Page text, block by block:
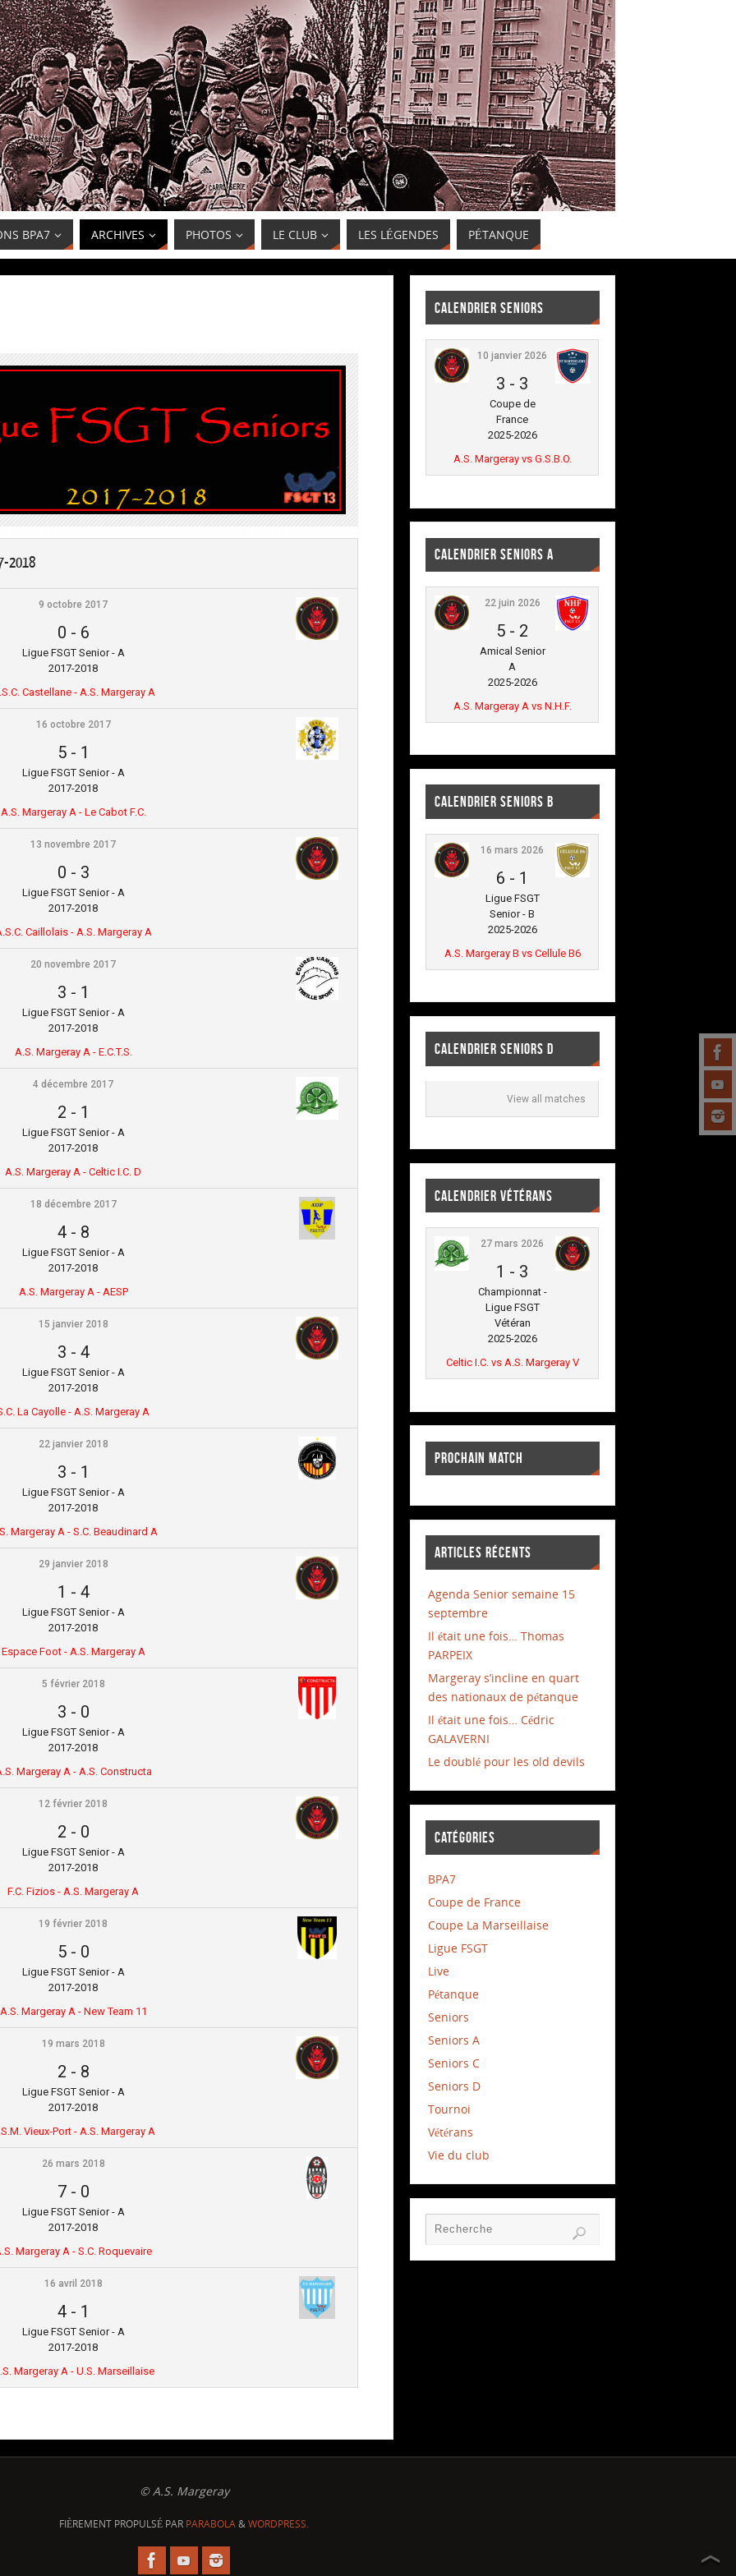
BPA7 ARCHIVES PHOTOS LE CLUB LES LÉGENDES PÉTANQUE
2018
9 octobre 2017
0 - 6
Ligue FSGT Senior - A
2017-2018
Castellane - A.S. Margeray A
16 octobre 2017
5- 1
Ligue FSGT Senior - A
2017-2018
A.S. Margeray A - Le Cabot F.C.
13 novembre 2017
0 - 3
Ligue FSGT Senior - A
2017-2018
Caillolais - A.S. Margeray A
20 novembre 2017
3 - 1
Ligue FSGT Senior - A
2017-2018
A.S. Margeray A - E.C.T.S.
4 décembre 2017
2 - 1
Ligue FSGT Senior - A
2017-2018
A.S. Margeray A - Celtic I.C. D
18 décembre 2017
4- 8
Ligue FSGT Senior - A
2017-2018
A.S. Margeray A - AESP
15 janvier 2018
3 - 4
Ligue FSGT Senior - A
2017-2018
La Cayolle - A.S. Margeray A
22 janvier 2018
3 - 1
Ligue FSGT Senior - A
2017-2018
Margeray A - S.C. Beaudinard A
29 janvier 2018
1 - 4
Ligue FSGT Senior - A
2017-2018
Espace Foot - A.S. Margeray A
5 février 2018
3 - 0
Ligue FSGT Senior - A
2017-2018
Margeray A - A.S. Constructa
12 février 2018
2 - 0
Ligue FSGT Senior - A
2017-2018
F.C. Fizios - A.S. Margeray A
19 février 2018
5- 0
Ligue FSGT Senior - A
2017-2018
A.S. Margeray A - New Team 11
19 mars 2018
2 - 8
Ligue FSGT Senior - A
2017-2018
Vieux-Port - A.S. Margeray A
26 mars 2018
7- 0
Ligue FSGT Senior - A
2017-2018
Margeray A - S.C. Roquevaire
16 avril 2018
4- 1
Ligue FSGT Senior - A
2017-2018
Margeray A - U.S. Marseillaise
CALENDRIER SENIORS
10 janvier 2026
3 - 3
Coupe de
France
2025-2026
A.S. Margeray vs G.S.B.O.
CALENDRIER SENIORS A
22 juin 2026
5 - 2
Amical Senior
A
2025-2026
A.S. Margeray A vs N.H.F.
CALENDRIER SENIORS B
16 mars 2026
6 - 1
Ligue FSGT
Senior - B
2025-2026
A.S. Margeray B vs Cellule B6
CALENDRIER SENIORS D
View all matches
CALENDRIER VÉTÉRANS
27 mars 2026
1 - 3
Championnat -
Ligue FSGT
Vétéran
2025-2026
Celtic I.C. vs A.S. Margeray V
PROCHAIN MATCH
ARTICLES RÉCENTS
Agenda Senior semaine 15
septembre
Il était une fois… Thomas
PARPEIX
Margeray s’incline en quart
des nationaux de pétanque
Il était une fois… Cédric
GALAVERNI
Le doublé pour les old devils
CATÉGORIES
BPA7
Coupe de France
Coupe La Marseillaise
Ligue FSGT
Live
Pétanque
Seniors
Seniors A
Seniors C
Seniors D
Tournoi
Vétérans
Vie du club
© A.S. Margeray
FIÈREMENT PROPULSÉ PAR PARABOLA&WORDPRESS.